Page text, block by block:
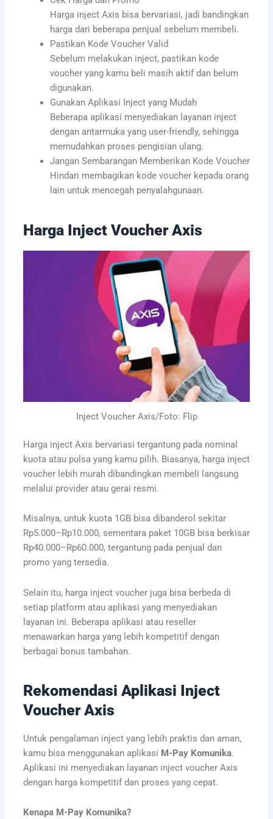
Harga inject Axis bisa bervariasi, jadi bandingkan
harga dari beberapa penjual sebelum membeli.
Pastikan Kode Voucher Valid
Sebelum melakukan inject, pastikan kode
voucher yang kamu beli masih aktif dan belum
digunakan.
Gunakan Aplikasi Inject yang Mudah
Beberapa aplikasi menyediakan layanan inject
dengan antarmuka yang user-friendly, sehingga
memudahkan proses pengisian ulang.
Jangan Sembarangan Memberikan Kode Voucher
Hindari membagikan kode voucher kepada orang
lain untuk mencegah penyalahgunaan.
Harga Inject Voucher Axis
Inject Voucher Axis/Foto: Flip
Harga inject Axis bervariasi tergantung pada nominal
kuota atau pulsa yang kamu pilih. Biasanya, harga inject
voucher lebih murah dibandingkan membeli langsung
melalui provider atau gerai resmi.
Misalnya, untuk kuota 1GB bisa dibanderol sekitar
Rp5.000–Rp10.000, sementara paket 10GB bisa berkisar
Rp40.000–Rp60.000, tergantung pada penjual dan
promo yang tersedia.
Selain itu, harga inject voucher juga bisa berbeda di
setiap platform atau aplikasi yang menyediakan
layanan ini. Beberapa aplikasi atau reseller
menawarkan harga yang lebih kompetitif dengan
berbagai bonus tambahan.
Rekomendasi Aplikasi Inject
Voucher Axis
Untuk pengalaman inject yang lebih praktis dan aman,
kamu bisa menggunakan aplikasi M-Pay Komunika.
Aplikasi ini menyediakan layanan inject voucher Axis
dengan harga kompetitif dan proses yang cepat.
Kenapa M-Pay Komunika?